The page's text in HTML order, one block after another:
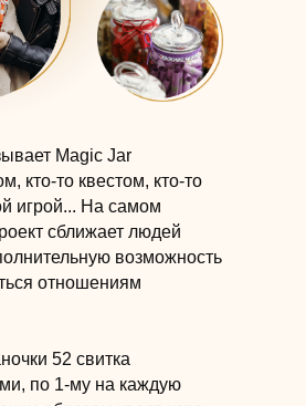
Magic Jar
кто-то квестом, кто-то
игрой... На самом
сближает людей
возможность
отношениям
52 свитка
по 1-му на каждую